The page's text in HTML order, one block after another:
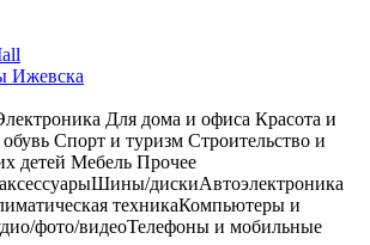
Ижевска
Для дома и офиса Красота и
Спорт и туризм Строительство и
детей Мебель Прочее
Шины/дискиАвтоэлектроника
техникаКомпьютеры и
фото/видеоТелефоны и мобильные